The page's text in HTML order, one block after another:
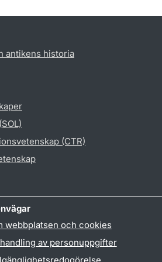
antikens historia
(CTR)
webbplatsen och cookies
av personuppgifter